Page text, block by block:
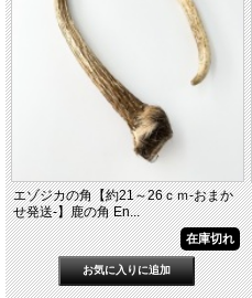
エゾジカの角【約21～26ｃｍ-おまか
せ発送-】鹿の角 En...
在庫切れ